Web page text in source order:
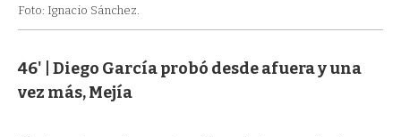
Foto: Ignacio Sánchez.
46' | Diego García probó desde afuera y una
vez más, Mejía